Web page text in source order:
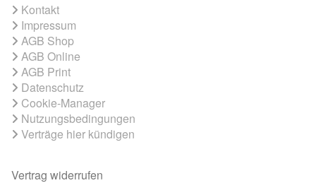
Kontakt
Impressum
AGB Shop
AGB Online
AGB Print
Datenschutz
Cookie-Manager
Nutzungsbedingungen
Verträge hier kündigen
Vertrag widerrufen